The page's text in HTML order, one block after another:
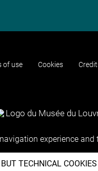
of use Cookies
experience
TECHNICAL COOKIES